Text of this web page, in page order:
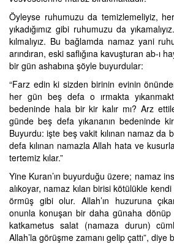
Öyleyse ruhumuzu da temizlemeliyiz,
yıkadığımız gibi ruhumuzu da
kılmalıyız. Bu bağlamda namaz yani
arındıran, eski saflığına kavuşturan ab-ı
bir gün ashabına şöyle buyurdular:
“Farz edin ki sizden birinin evinin
her gün beş defa o ırmakta
bedeninde hala bir kir kalır mı? Arz
günde beş defa yıkananın bedeninde
Buyurdu: işte beş vakit kılınan namaz da
defa kılınan namazla Allah hata ve
tertemiz kılar.”
Yine Kuran’ın buyurduğu üzere; namaz
alıkoyar, namaz kılan birisi kötülükle
örmüş gibi olur. Allah’ın huzuruna
onunla konuşan bir daha günaha dönüp
katkametus salat (namaza durun)
Allah’la görüşme zamanı gelip çattı”, diye